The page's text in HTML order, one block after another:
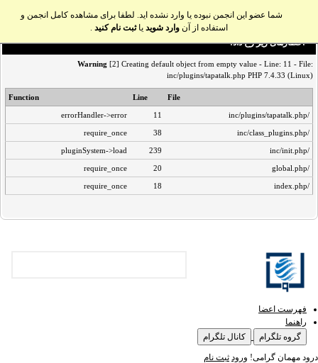
شما عضو این انجمن نبوده یا وارد نشده اید. لطفا برای مشاهده کامل انجمن و
استفاده از آن وارد شوید یاثبت نام کنید .
اخطار‌های زیر رخ داد:
Warning [2] Creating default object from empty value - Line: 11 - File:
inc/plugins/tapatalk.php PHP 7.4.33 (Linux)
File
Line
Function
/inc/plugins/tapatalk.php
11
errorHandler->error
/inc/class_plugins.php
38
require_once
/inc/init.php
239
pluginSystem->load
/global.php
20
require_once
/index.php
18
require_once
فهرست اعضا
راهنما
گروه تلگرام
کانال تلگرام
درود مهمان گرامی! ورود ثبت نام